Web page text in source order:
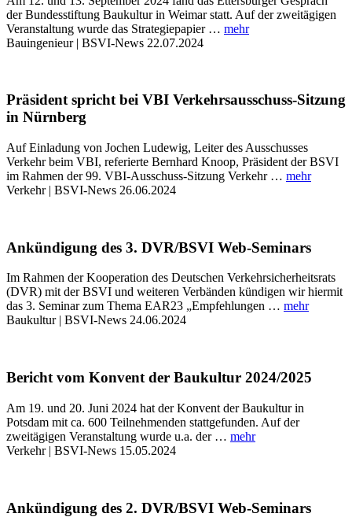
der Bundesstiftung Baukultur in Weimar statt. Auf der zweitägigen
Veranstaltung wurde das Strategiepapier … mehr
Bauingenieur | BSVI-News 22.07.2024
Präsident spricht bei VBI Verkehrsausschuss-Sitzung
in Nürnberg
Auf Einladung von Jochen Ludewig, Leiter des Ausschusses
Verkehr beim VBI, referierte Bernhard Knoop, Präsident der BSVI
im Rahmen der 99. VBI-Ausschuss-Sitzung Verkehr … mehr
Verkehr | BSVI-News 26.06.2024
Ankündigung des 3. DVR/BSVI Web-Seminars
Im Rahmen der Kooperation des Deutschen Verkehrsicherheitsrats
(DVR) mit der BSVI und weiteren Verbänden kündigen wir hiermit
das 3. Seminar zum Thema EAR23 „Empfehlungen … mehr
Baukultur | BSVI-News 24.06.2024
Bericht vom Konvent der Baukultur 2024/2025
Am 19. und 20. Juni 2024 hat der Konvent der Baukultur in
Potsdam mit ca. 600 Teilnehmenden stattgefunden. Auf der
zweitägigen Veranstaltung wurde u.a. der … mehr
Verkehr | BSVI-News 15.05.2024
Ankündigung des 2. DVR/BSVI Web-Seminars